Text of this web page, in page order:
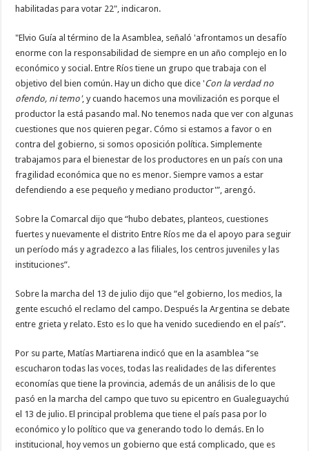
habilitadas para votar 22", indicaron.
"Elvio Guía al término de la Asamblea, señaló 'afrontamos un desafío
enorme con la responsabilidad de siempre en un año complejo en lo
económico y social. Entre Ríos tiene un grupo que trabaja con el
objetivo del bien común. Hay un dicho que dice 'Con la verdad no
ofendo, ni temo', y cuando hacemos una movilización es porque el
productor la está pasando mal. No tenemos nada que ver con algunas
cuestiones que nos quieren pegar. Cómo si estamos a favor o en
contra del gobierno, si somos oposición política. Simplemente
trabajamos para el bienestar de los productores en un país con una
fragilidad económica que no es menor. Siempre vamos a estar
defendiendo a ese pequeño y mediano productor'”, arengó.
Sobre la Comarcal dijo que “hubo debates, planteos, cuestiones
fuertes y nuevamente el distrito Entre Ríos me da el apoyo para seguir
un período más y agradezco a las filiales, los centros juveniles y las
instituciones”.
Sobre la marcha del 13 de julio dijo que “el gobierno, los medios, la
gente escuchó el reclamo del campo. Después la Argentina se debate
entre grieta y relato. Esto es lo que ha venido sucediendo en el país”.
Por su parte, Matías Martiarena indicó que en la asamblea “se
escucharon todas las voces, todas las realidades de las diferentes
economías que tiene la provincia, además de un análisis de lo que
pasó en la marcha del campo que tuvo su epicentro en Gualeguaychú
el 13 de julio. El principal problema que tiene el país pasa por lo
económico y lo político que va generando todo lo demás. En lo
institucional, hoy vemos un gobierno que está complicado, que es